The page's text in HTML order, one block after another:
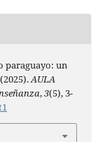
paraguayo: un
AULA
,3(5), 3-